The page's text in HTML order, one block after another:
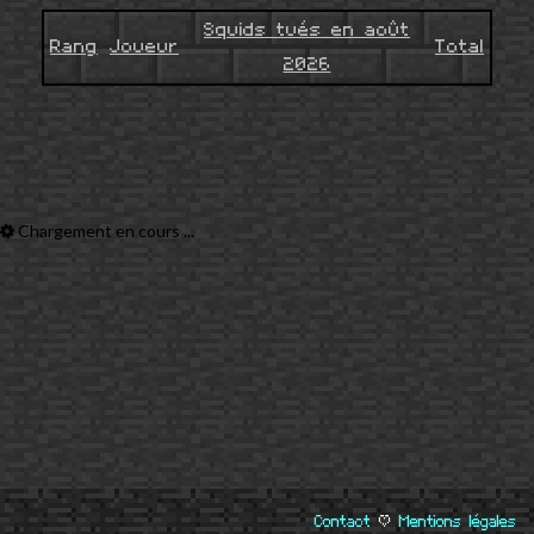
Rang Joueur
Squids tués en août
2026
Total
Chargement en cours ...
Contact| Mentions légales